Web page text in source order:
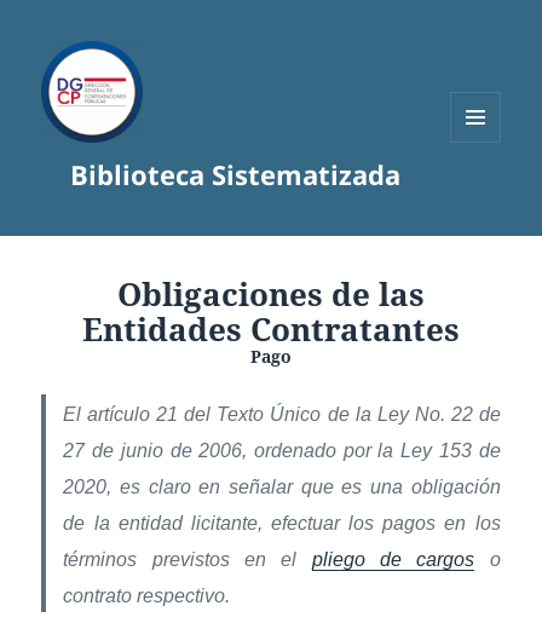
Biblioteca Sistematizada
Obligaciones de las
Entidades Contratantes
Pago
El artículo 21 del Texto Único de la Ley No. 22 de
27 de junio de 2006, ordenado por la Ley 153 de
2020, es claro en señalar que es una obligación
de la entidad licitante, efectuar los pagos en los
términos previstos en el pliego de cargos o
contrato respectivo.